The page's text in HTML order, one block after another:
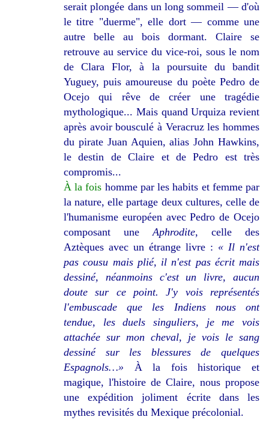
serait plongée dans un long sommeil — d'où
le titre "duerme", elle dort — comme une
autre belle au bois dormant. Claire se
retrouve au service du vice-roi, sous le nom
de Clara Flor, à la poursuite du bandit
Yuguey, puis amoureuse du poète Pedro de
Ocejo qui rêve de créer une tragédie
mythologique... Mais quand Urquiza revient
après avoir bousculé à Veracruz les hommes
du pirate Juan Aquien, alias John Hawkins,
le destin de Claire et de Pedro est très
compromis...
À la fois homme par les habits et femme par
la nature, elle partage deux cultures, celle de
l'humanisme européen avec Pedro de Ocejo
composant uneAphrodite, celle des
Aztèques avec un étrange livre : « Il n'est
pas cousu mais plié, il n'est pas écrit mais
dessiné, néanmoins c'est un livre, aucun
doute sur ce point. J'y vois représentés
l'embuscade que les Indiens nous ont
tendue, les duels singuliers, je me vois
attachée sur mon cheval, je vois le sang
dessiné sur les blessures de quelques
Espagnols…» À la fois historique et
magique, l'histoire de Claire, nous propose
une expédition joliment écrite dans les
mythes revisités du Mexique précolonial.